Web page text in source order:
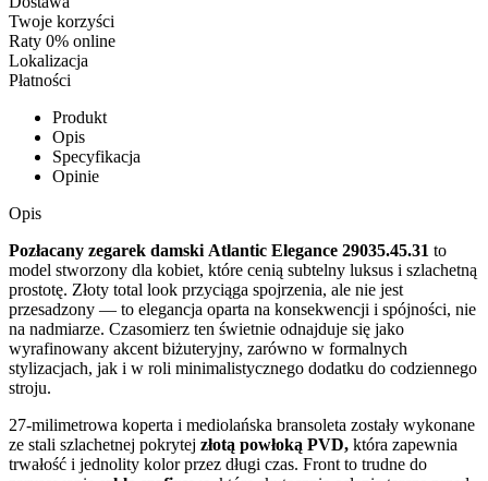
Twoje korzyści
Raty 0% online
Lokalizacja
Płatności
Produkt
Opis
Specyfikacja
Opinie
Opis
Pozłacany zegarek damski Atlantic Elegance 29035.45.31 to
model stworzony dla kobiet, które cenią subtelny luksus i szlachetną
prostotę. Złoty total look przyciąga spojrzenia, ale nie jest
przesadzony — to elegancja oparta na konsekwencji i spójności, nie
na nadmiarze. Czasomierz ten świetnie odnajduje się jako
wyrafinowany akcent biżuteryjny, zarówno w formalnych
stylizacjach, jak i w roli minimalistycznego dodatku do codziennego
stroju.
27-milimetrowa koperta i mediolańska bransoleta zostały wykonane
ze stali szlachetnej pokrytej złotą powłoką PVD, która zapewnia
trwałość i jednolity kolor przez długi czas. Front to trudne do